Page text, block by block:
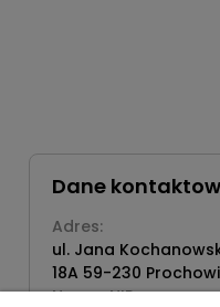
Dane
Adres:
ul. Jana
18A 59-230
Numer NIP: